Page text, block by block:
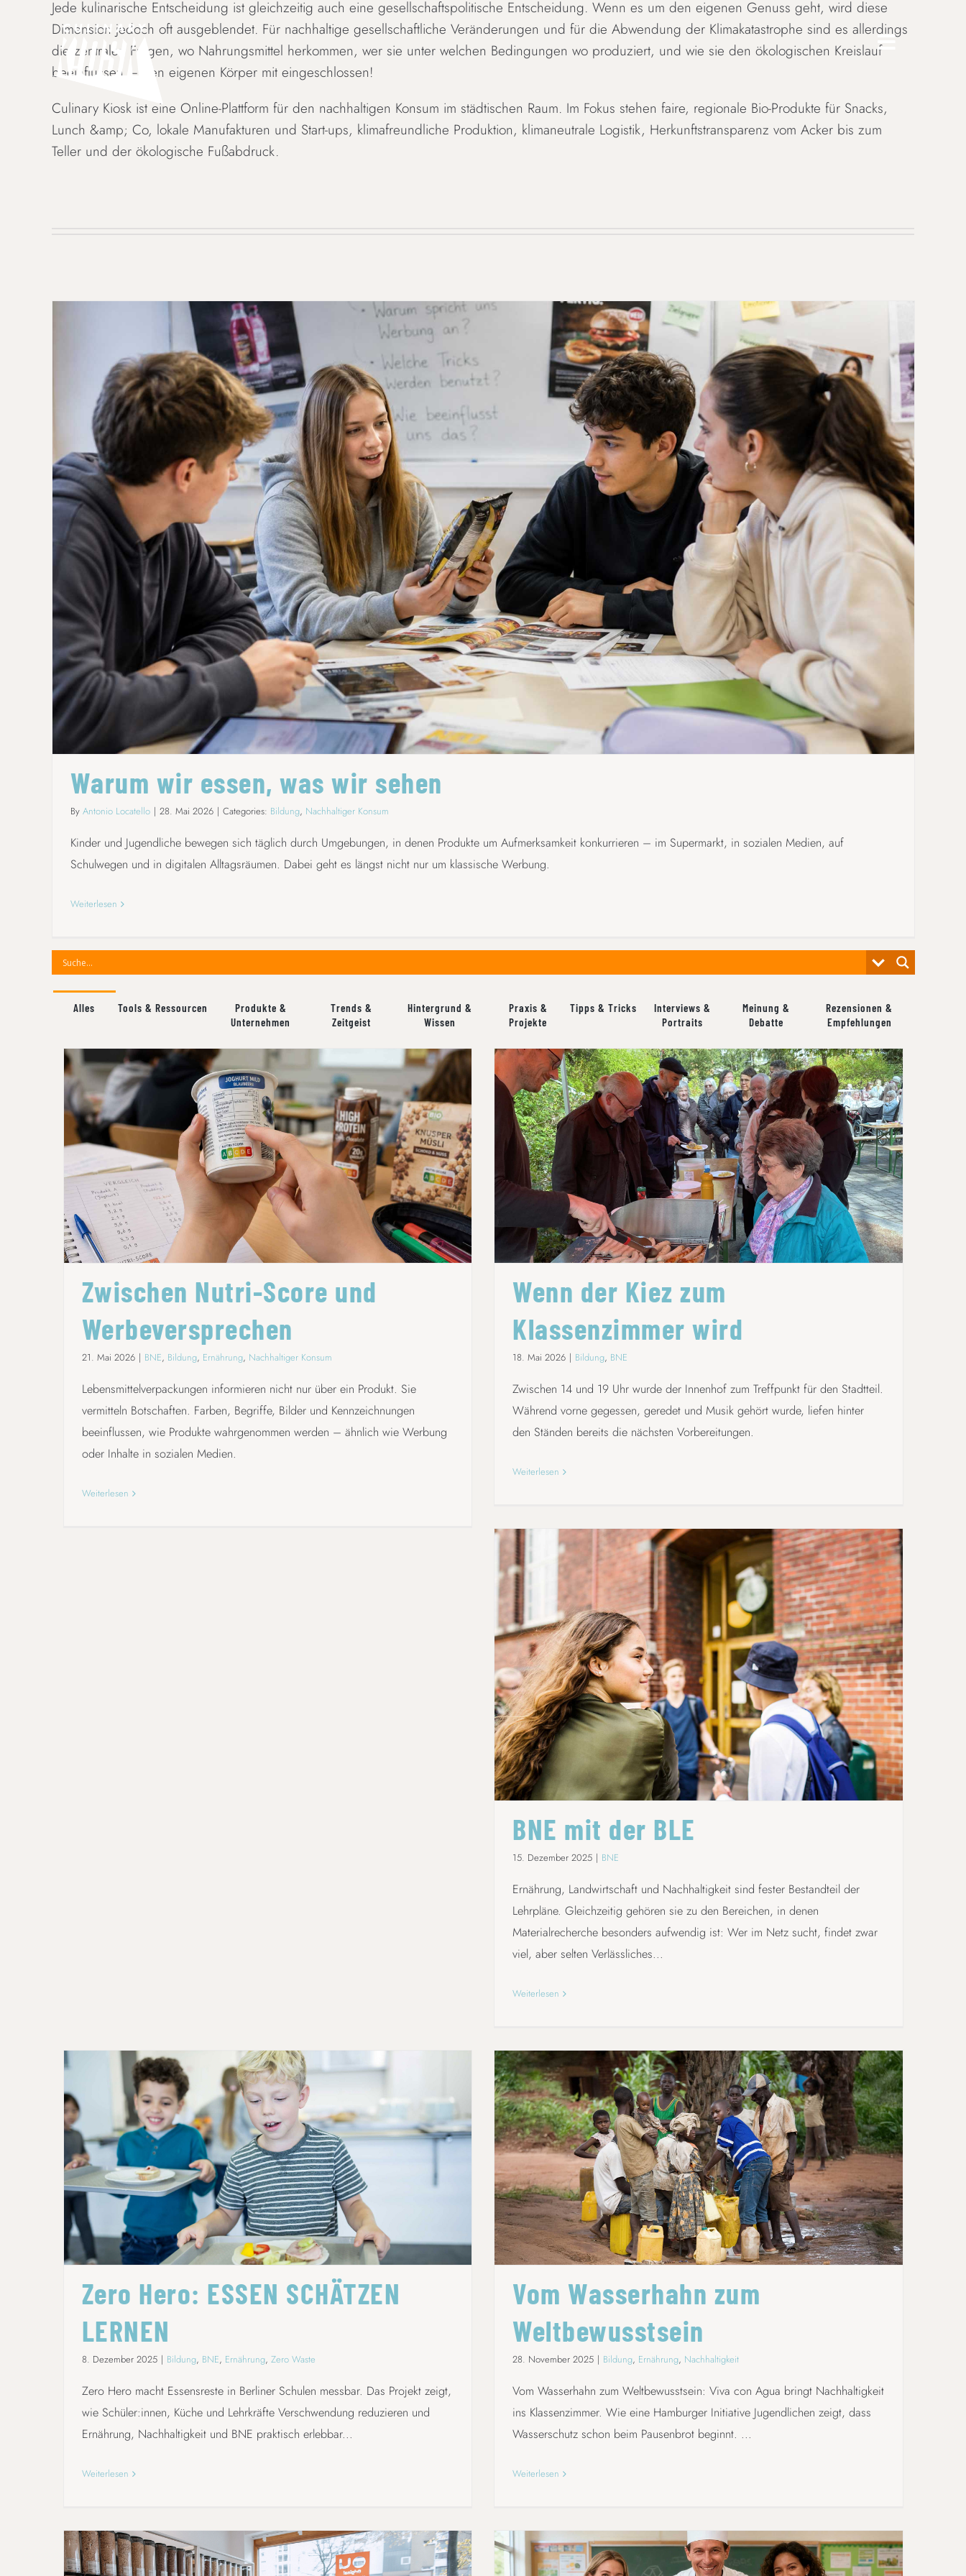
Jede kulinarische Entscheidung ist gleichzeitig auch eine gesellschaftspolitische Entscheidung. Wenn es um den eigenen Genuss geht, wird diese
Dimension jedoch oft ausgeblendet. Für nachhaltige gesellschaftliche Veränderungen und für die Abwendung der Klimakatastrophe sind es allerdings
die zentralen Fragen, wo Nahrungsmittel herkommen, wer sie unter welchen Bedingungen wo produziert, und wie sie den ökologischen Kreislauf
beeinflussen – den eigenen Körper mit eingeschlossen!
Culinary Kiosk ist eine Online-Plattform für den nachhaltigen Konsum im städtischen Raum. Im Fokus stehen faire, regionale Bio-Produkte für Snacks,
Lunch &amp; Co, lokale Manufakturen und Start-ups, klimafreundliche Produktion, klimaneutrale Logistik, Herkunftstransparenz vom Acker bis zum
Teller und der ökologische Fußabdruck.
WARUM WIR ESSEN, WAS WIR SEHEN
Warum wir essen, was wir sehen
By Antonio Locatello | 28. Mai 2026 | Categories: Bildung, Nachhaltiger Konsum
Kinder und Jugendliche bewegen sich täglich durch Umgebungen, in denen Produkte um Aufmerksamkeit konkurrieren – im Supermarkt, in sozialen Medien, auf
Schulwegen und in digitalen Alltagsräumen. Dabei geht es längst nicht nur um klassische Werbung.
Weiterlesen
Alles Tools & Ressourcen
Produkte &
Unternehmen
Trends &
Zeitgeist
Hintergrund &
Wissen
Praxis &
Projekte
Tipps & Tricks
Interviews &
Portraits
Meinung &
Debatte
Rezensionen &
Empfehlungen
ZWISCHEN NUTRI-SCORE UND WERBEVERSPRECHEN
Zwischen Nutri-Score und
Werbeversprechen
21. Mai 2026 | BNE, Bildung, Ernährung, Nachhaltiger Konsum
Lebensmittelverpackungen informieren nicht nur über ein Produkt. Sie
vermitteln Botschaften. Farben, Begriffe, Bilder und Kennzeichnungen
beeinflussen, wie Produkte wahrgenommen werden – ähnlich wie Werbung
oder Inhalte in sozialen Medien.
Weiterlesen
WENN DER KIEZ ZUM KLASSENZIMMER WIRD
Wenn der Kiez zum
Klassenzimmer wird
18. Mai 2026 | Bildung, BNE
Zwischen 14 und 19 Uhr wurde der Innenhof zum Treffpunkt für den Stadtteil.
Während vorne gegessen, geredet und Musik gehört wurde, liefen hinter
den Ständen bereits die nächsten Vorbereitungen.
Weiterlesen
BNE MIT DER BLE
BNE mit der BLE
15. Dezember 2025 | BNE
Ernährung, Landwirtschaft und Nachhaltigkeit sind fester Bestandteil der
Lehrpläne. Gleichzeitig gehören sie zu den Bereichen, in denen
Materialrecherche besonders aufwendig ist: Wer im Netz sucht, findet zwar
viel, aber selten Verlässliches...
Weiterlesen
ZERO HERO: ESSEN SCHÄTZEN LERNEN
Zero Hero: ESSEN SCHÄTZEN
LERNEN
8. Dezember 2025 | Bildung, BNE, Ernährung, Zero Waste
Zero Hero macht Essensreste in Berliner Schulen messbar. Das Projekt zeigt,
wie Schüler:innen, Küche und Lehrkräfte Verschwendung reduzieren und
Ernährung, Nachhaltigkeit und BNE praktisch erlebbar...
Weiterlesen
VOM WASSERHAHN ZUM WELTBEWUSSTSEIN
Vom Wasserhahn zum
Weltbewusstsein
28. November 2025 | Bildung, Ernährung, Nachhaltigkeit
Vom Wasserhahn zum Weltbewusstsein: Viva con Agua bringt Nachhaltigkeit
ins Klassenzimmer. Wie eine Hamburger Initiative Jugendlichen zeigt, dass
Wasserschutz schon beim Pausenbrot beginnt. ...
Weiterlesen